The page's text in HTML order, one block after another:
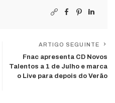
ARTIGO SEGUINTE
Fnac apresenta CD Novos
Talentos a 1 de Julho e marca
o Live para depois do Verão